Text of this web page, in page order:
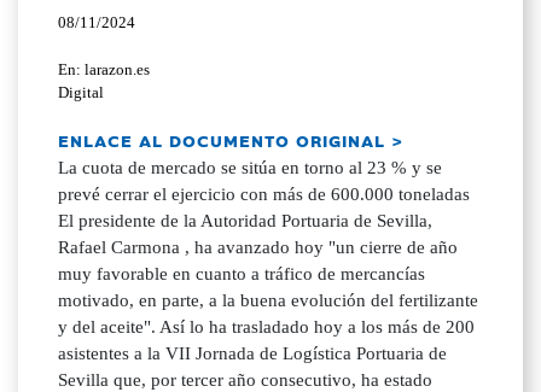
08/11/2024
En: larazon.es
Digital
ENLACE AL DOCUMENTO ORIGINAL >
La cuota de mercado se sitúa en torno al 23 % y se
prevé cerrar el ejercicio con más de 600.000 toneladas
El presidente de la Autoridad Portuaria de Sevilla,
Rafael Carmona , ha avanzado hoy "un cierre de año
muy favorable en cuanto a tráfico de mercancías
motivado, en parte, a la buena evolución del fertilizante
y del aceite". Así lo ha trasladado hoy a los más de 200
asistentes a la VII Jornada de Logística Portuaria de
Sevilla que, por tercer año consecutivo, ha estado